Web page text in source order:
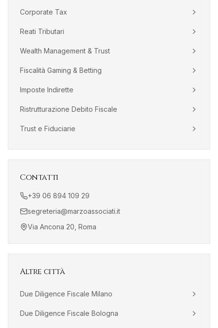
Corporate Tax
Reati Tributari
Wealth Management & Trust
Fiscalità Gaming & Betting
Imposte Indirette
Ristrutturazione Debito Fiscale
Trust e Fiduciarie
Contatti
+39 06 894 109 29
segreteria@marzoassociati.it
Via Ancona 20, Roma
Altre città
Due Diligence Fiscale Milano
Due Diligence Fiscale Bologna